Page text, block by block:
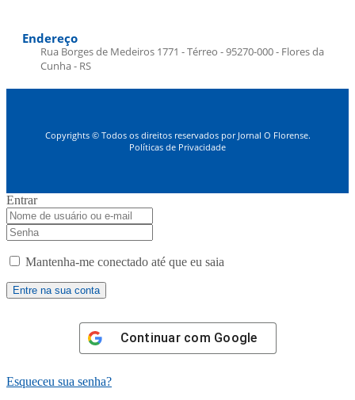
Endereço
Rua Borges de Medeiros 1771 - Térreo - 95270-000 - Flores da
Cunha - RS
Copyrights © Todos os direitos reservados por Jornal O Florense.
Políticas de Privacidade
Entrar
Mantenha-me conectado até que eu saia
Continuar com Google
Esqueceu sua senha?